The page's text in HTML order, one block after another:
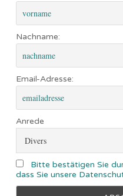
Nachname:
Email-Adresse:
Anrede
Bitte bestätigen Sie
dass Sie unsere